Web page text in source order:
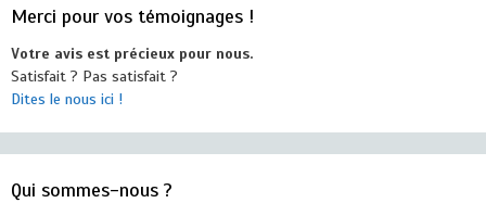
Merci pour vos témoignages !
Votre avis est précieux pour nous.
Satisfait ? Pas satisfait ?
Dites le nous ici !
Qui sommes-nous ?